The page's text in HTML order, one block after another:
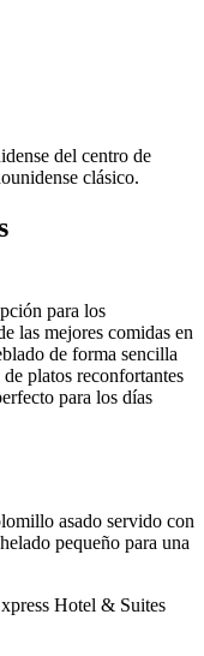
del centro de
clásico.
para los
las mejores comidas en
de forma sencilla
platos reconfortantes
para los días
asado servido con
pequeño para una
Hotel & Suites